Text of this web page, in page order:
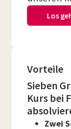
Los
Vorteile
Sieben
Kurs bei
Zwei